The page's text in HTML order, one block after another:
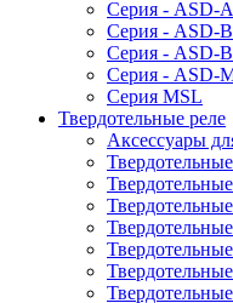
Серия - ASD-
Серия - ASD-
Серия - ASD-
Серия - ASD-
Серия MSL
Твердотельные реле
Аксессуары